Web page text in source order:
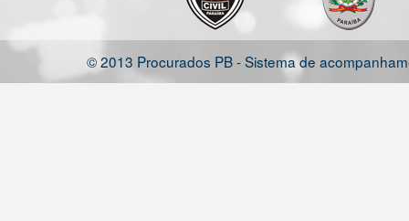
© 2013 Procurados PB - Sistema de